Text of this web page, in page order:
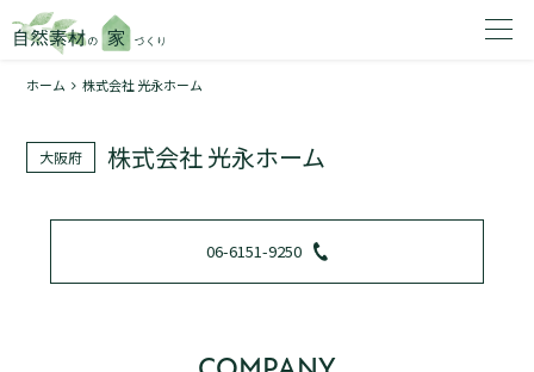
1
ホーム 株式会社 光永ホーム
大阪府 株式会社 光永ホーム
06-6151-9250